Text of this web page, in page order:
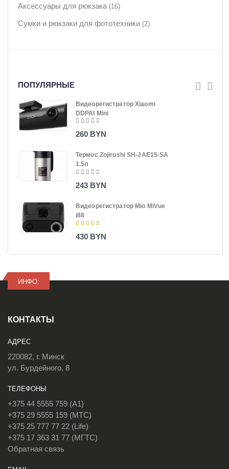
Аксессуары для рюкзака (16)
Сумки и рюкзаки для фототехники (2)
ПОПУЛЯРНЫЕ
Видеорегистратор Xiaomi
DDPAI Mini
260 BYN
Термос Zojirushi SH-JAE15-SA
1.5л
243 BYN
Видеорегистратор Mio MiVue
i88
430 BYN
ИНФО:
КОНТАКТЫ
АДРЕС
220082, г. Минск
ул. Бурдейного, 8
ТЕЛЕФОНЫ
+375 44 5555 759 (A1)
+375 29 5555 159 (МТС)
+375 25 777 77 22 (Life)
+375 17 363 31 77 (МГТС)
Обратная связь